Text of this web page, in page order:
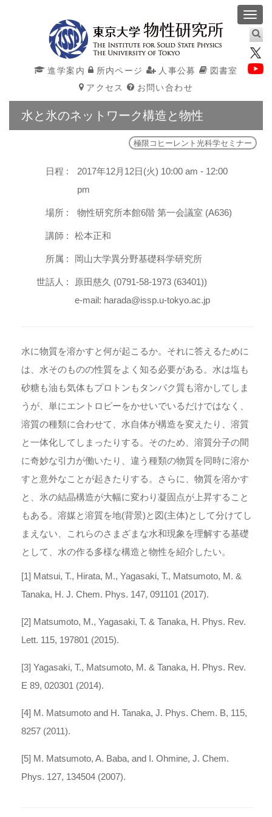
進学案内 所内ページ 人事公募
図書室
アクセス
お問い合わせ
水と氷のネットワーク構造と物性
極限コヒーレント光科学セミナー
日程 :
2017年12月12日(火) 10:00 am - 12:00
pm
場所 : 物性研究所本館6階 第一会議室 (A636)
講師 : 松本正和
所属 : 岡山大学異分野基礎科学研究所
世話人 :
原田慈久 (0791-58-1973 (63401))
e-mail: harada@issp.u-tokyo.ac.jp
水に物質を溶かすと何が起こるか。それに答えるために
は、水そのものの性質をよく知る必要がある。水は塩も
砂糖も油も気体もプロトンもタンパク質も溶かしてしま
うが、単にエントロピーをかせいでいるだけではなく、
溶質の種類に合わせて、水自体が構造を変えたり、溶質
と一体化してしまったりする。そのため、溶質分子の間
に奇妙な引力が働いたり、違う種類の物質を同時に溶か
すと意外なことが起きたりする。さらに、物質を溶かす
と、氷の結晶構造が大幅に変わり凝固点が上昇すること
もある。溶媒と溶質を地(背景)と図(主体)として分けてし
まえない、これらのさまざまな水和現象を理解する基礎
として、水の作る多様な構造と物性を紹介したい。
[1] Matsui, T., Hirata, M., Yagasaki, T., Matsumoto, M. &
Tanaka, H. J. Chem. Phys. 147, 091101 (2017).
[2] Matsumoto, M., Yagasaki, T. & Tanaka, H. Phys. Rev.
Lett. 115, 197801 (2015).
[3] Yagasaki, T., Matsumoto, M. & Tanaka, H. Phys. Rev.
E 89, 020301 (2014).
[4] M. Matsumoto and H. Tanaka, J. Phys. Chem. B, 115,
8257 (2011).
[5] M. Matsumoto, A. Baba, and I. Ohmine, J. Chem.
Phys. 127, 134504 (2007).